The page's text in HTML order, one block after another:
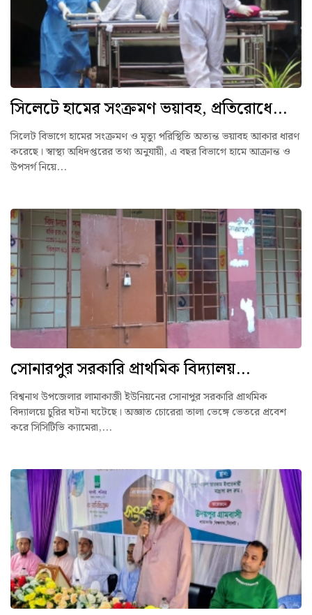
সিলেটে হামের সংক্রমণ ভয়াবহ, প্রতিরোধে...
সিলেট বিভাগে হামের সংক্রমণ ও মৃত্যু পরিস্থিতি অত্যন্ত ভয়াবহ আকার ধারণ
করেছে। স্বাস্থ্য অধিদপ্তরের তথ্য অনুযায়ী, এ বছর বিভাগে হামে আক্রান্ত ও
উপসর্গ নিয়ে...
সোনারপুর সরকারি প্রাথমিক বিদ্যালয়...
বিশ্বনাথ উপজেলার লামাকাজী ইউনিয়নের সোনাপুর সরকারি প্রাথমিক
বিদ্যালয়ে চুরির ঘটনা ঘটেছে। অজ্ঞাত চোরেরা তালা ভেঙ্গে ভেতরে প্রবেশ
করে সিসিটিভি ক্যামেরা,...